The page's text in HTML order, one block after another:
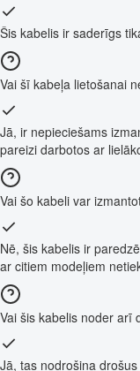
Šis kabelis ir saderīgs
Vai šī kabeļa lietošanai
Jā, ir nepieciešams
pareizi darbotos ar
Vai šo kabeli var
Nē, šis kabelis ir
ar citiem modeļiem
Vai šis kabelis noder arī
Jā, tas nodrošina